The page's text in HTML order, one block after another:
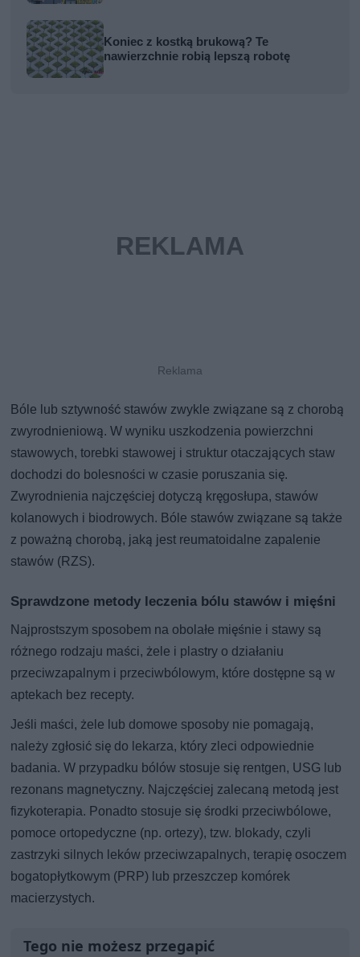
Koniec z kostką brukową? Te
nawierzchnie robią lepszą robotę
Bóle lub sztywność stawów zwykle związane są z chorobą
zwyrodnieniową. W wyniku uszkodzenia powierzchni
stawowych, torebki stawowej i struktur otaczających staw
dochodzi do bolesności w czasie poruszania się.
Zwyrodnienia najczęściej dotyczą kręgosłupa, stawów
kolanowych i biodrowych. Bóle stawów związane są także
z poważną chorobą, jaką jest reumatoidalne zapalenie
stawów (RZS).
Sprawdzone metody leczenia bólu stawów i mięśni
Najprostszym sposobem na obolałe mięśnie i stawy są
różnego rodzaju maści, żele i plastry o działaniu
przeciwzapalnym i przeciwbólowym, które dostępne są w
aptekach bez recepty.
Jeśli maści, żele lub domowe sposoby nie pomagają,
należy zgłosić się do lekarza, który zleci odpowiednie
badania. W przypadku bólów stosuje się rentgen, USG lub
rezonans magnetyczny. Najczęściej zalecaną metodą jest
fizykoterapia. Ponadto stosuje się środki przeciwbólowe,
pomoce ortopedyczne (np. ortezy), tzw. blokady, czyli
zastrzyki silnych leków przeciwzapalnych, terapię osoczem
bogatopłytkowym (PRP) lub przeszczep komórek
macierzystych.
Tego nie możesz przegapić